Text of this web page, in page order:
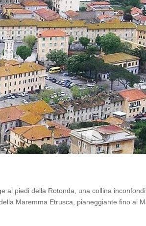
ai piedi della Rotonda, una collina
Maremma Etrusca, pianeggiante fino al